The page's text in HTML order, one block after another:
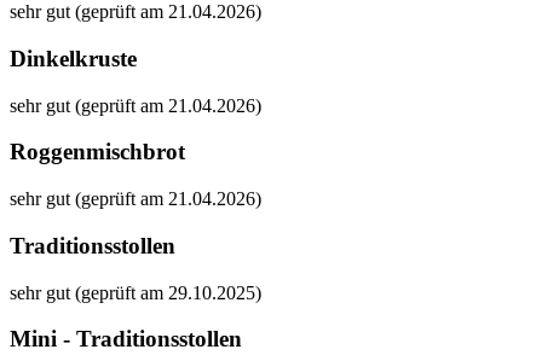
sehr gut (geprüft am 21.04.2026)
Dinkelkruste
sehr gut (geprüft am 21.04.2026)
Roggenmischbrot
sehr gut (geprüft am 21.04.2026)
Traditionsstollen
sehr gut (geprüft am 29.10.2025)
Mini - Traditionsstollen